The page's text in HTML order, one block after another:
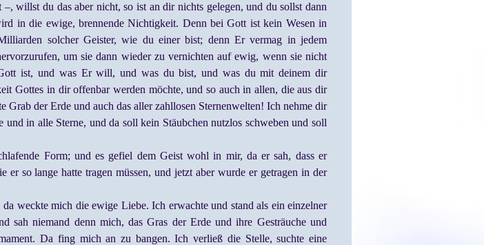
willst du das aber nicht, so ist an dir nichts gelegen, und du sollst dann
in die ewige, brennende Nichtigkeit. Denn bei Gott ist kein Wesen in
solcher Geister, wie du einer bist; denn Er vermag in jedem
um sie dann wieder zu vernichten auf ewig, wenn sie nicht
ist, und was Er will, und was du bist, und was du mit deinem dir
Gottes in dir offenbar werden möchte, und so auch in allen, die aus dir
der Erde und auch das aller zahllosen Sternenwelten! Ich nehme dir
in alle Sterne, und da soll kein Stäubchen nutzlos schweben und soll
Form; und es gefiel dem Geist wohl in mir, da er sah, dass er
so lange hatte tragen müssen, und jetzt aber wurde er getragen in der
weckte mich die ewige Liebe. Ich erwachte und stand als ein einzelner
sah niemand denn mich, das Gras der Erde und ihre Gesträuche und
Da fing mich an zu bangen. Ich verließ die Stelle, suchte eine